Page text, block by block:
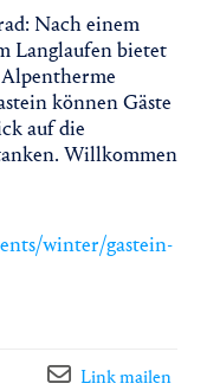
Nach einem
Langlaufen bietet
können Gäste
auf die
Willkommen
winter/gastein-
Link mailen